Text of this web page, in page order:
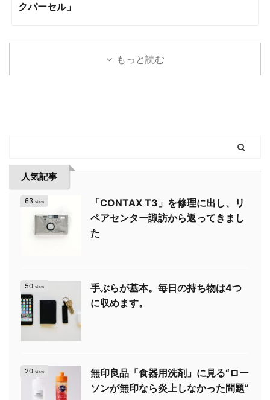
クパーセル」
もっと読む
人気記事
63 view
「CONTAX T3」を修理に出し、リ
ペアセンター諏訪から返ってきまし
た
50 view
手ぶらが基本。毎日の持ち物は4つ
に収めます。
20 view
無印良品「食器用洗剤」に見る“ロー
ソンが無印なら炎上しなかった問題”